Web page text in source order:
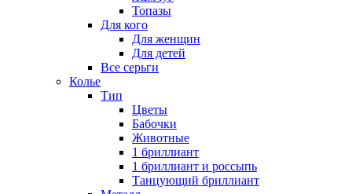
Топазы
Для кого
Для женщин
Для детей
Все серьги
Колье
Тип
Цветы
Бабочки
Животные
1 бриллиант
1 бриллиант и россыпь
Танцующий бриллиант